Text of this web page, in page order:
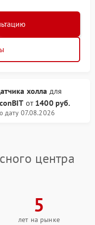
холла для
от 1400 руб.
дату 07.08.2026
центра
5
лет на рынке